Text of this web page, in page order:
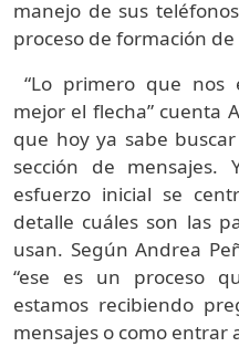
manejo de sus
proceso de formación de
“Lo primero que nos
mejor el flecha” cuenta
que hoy ya sabe
sección de
esfuerzo inicial se
detalle cuáles son las
usan. Según Andrea
“ese es un proceso
estamos recibiendo
mensajes o como entrar